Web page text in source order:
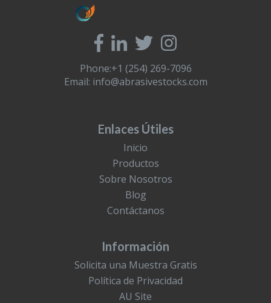
Phone:+1 (254) 269-7096
Email: info@abrasivestocks.com
Enlaces Útiles
Inicio
Productos
Sobre Nosotros
Blog
Contáctanos
Información
Solicita una Muestra Gratis
Política de Privacidad
AU Site